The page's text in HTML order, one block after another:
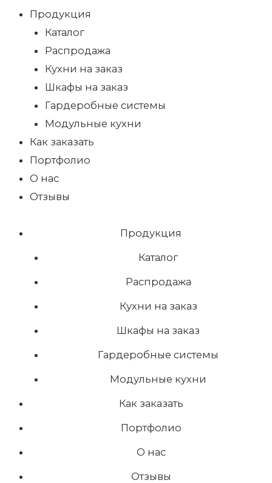
Продукция
Каталог
Распродажа
Кухни на заказ
Шкафы на заказ
Гардеробные системы
Модульные кухни
Как заказать
Портфолио
О нас
Отзывы
Продукция
Каталог
Распродажа
Кухни на заказ
Шкафы на заказ
Гардеробные системы
Модульные кухни
Как заказать
Портфолио
О нас
Отзывы